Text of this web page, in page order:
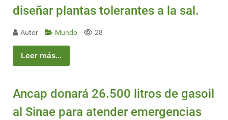
diseñar plantas tolerantes a la sal.
Autor Mundo 28
Leer más...
Ancap donará 26.500 litros de gasoil
al Sinae para atender emergencias